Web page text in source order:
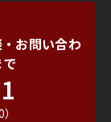
お問い合わ